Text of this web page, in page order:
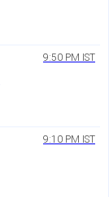
9:50 PM IST
9:10 PM IST